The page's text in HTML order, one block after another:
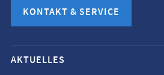
KONTAKT & SERVICE
Mobile-
AKTUELLES